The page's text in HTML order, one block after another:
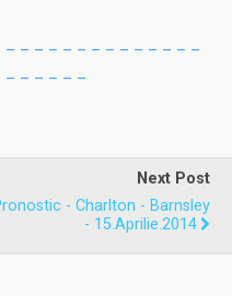
Next Post
- Charlton - Barnsley
- 15.Aprilie.2014